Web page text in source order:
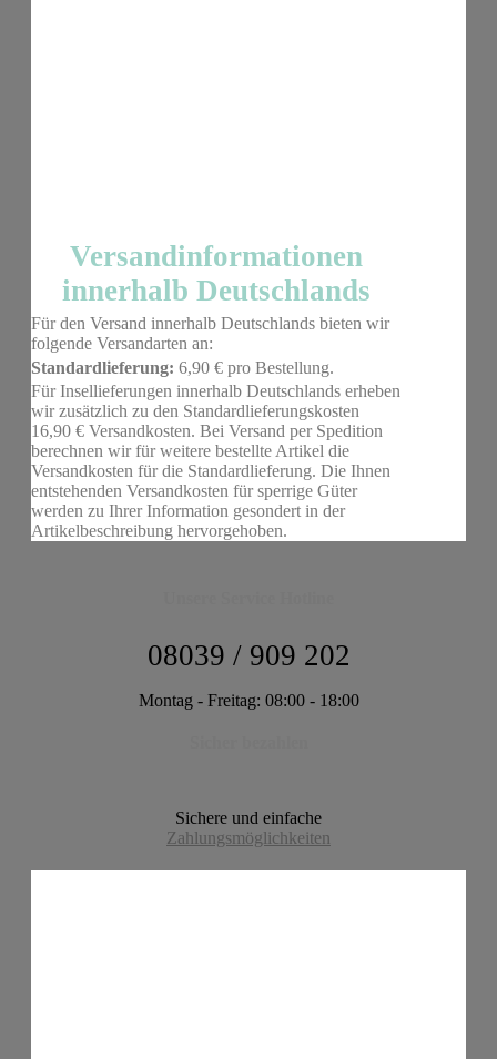
Versandinformationen
innerhalb Deutschlands
Für den Versand innerhalb Deutschlands bieten wir
folgende Versandarten an:
Standardlieferung: 6,90 € pro Bestellung.
Für Insellieferungen innerhalb Deutschlands erheben
wir zusätzlich zu den Standardlieferungskosten
16,90 € Versandkosten. Bei Versand per Spedition
berechnen wir für weitere bestellte Artikel die
Versandkosten für die Standardlieferung. Die Ihnen
entstehenden Versandkosten für sperrige Güter
werden zu Ihrer Information gesondert in der
Artikelbeschreibung hervorgehoben.
08039 / 909 202
Montag - Freitag: 08:00 - 18:00
Sichere und einfache
Zahlungsmöglichkeiten